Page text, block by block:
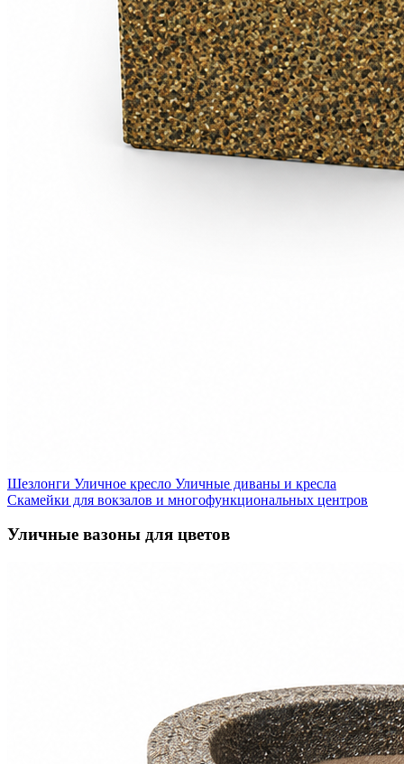
Шезлонги Уличное кресло Уличные диваны и кресла
Скамейки для вокзалов и многофункциональных центров
Уличные вазоны для цветов